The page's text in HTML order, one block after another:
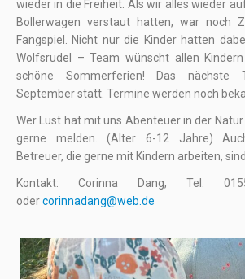
wieder in die Freiheit. Als wir alles wieder
Bollerwagen verstaut hatten, war noch
Fangspiel. Nicht nur die Kinder hatten
Wolfsrudel – Team wünscht allen
schöne Sommerferien! Das
September statt. Termine werden noch
Wer Lust hat mit uns Abenteuer in der
gerne melden. (Alter 6-12 Jahre)
Betreuer, die gerne mit Kindern arbeiten,
Kontakt: Corinna Dang, Tel.
odercorinnadang@web.de